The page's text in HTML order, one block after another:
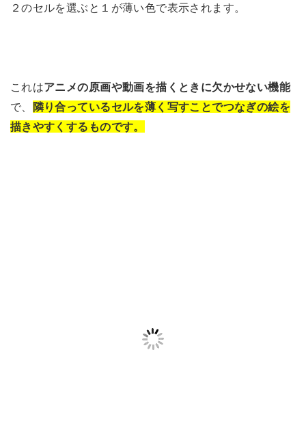
２のセルを選ぶと１が薄い色で表示されます。
これはアニメの原画や動画を描くときに欠かせない機能
で、
隣り合っているセルを薄く写すことでつなぎの絵を
描きやすくするものです。